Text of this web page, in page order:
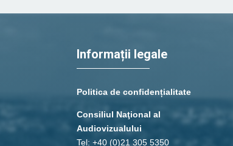
Informații legale
Politica de confidențialitate
Consiliul Naţional al
Audiovizualului
Tel: +40 (0)21 305 5350